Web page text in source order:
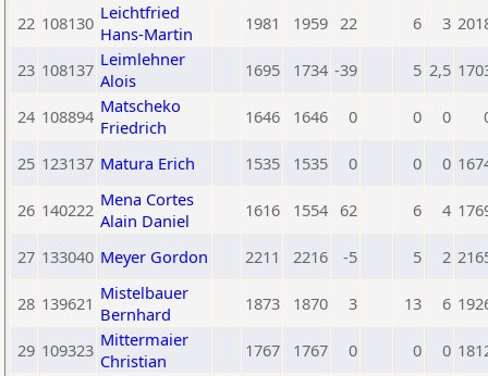
22 108130 Leichtfried
Hans-Martin
1981 1959 22 6 3
23 108137 Leimlehner
Alois
1695 1734 -39 5 2,5
24 108894 Matscheko
Friedrich
1646 1646 0 0 0
25 123137 Matura Erich 1535 1535 0 0 0
26 140222 Mena Cortes
Alain Daniel
1616 1554 62 6 4
27 133040 Meyer Gordon 2211 2216 -5 5 2
28 139621 Mistelbauer
Bernhard
1873 1870 3 13 6
29 109323 Mittermaier
Christian
1767 1767 0 0 0